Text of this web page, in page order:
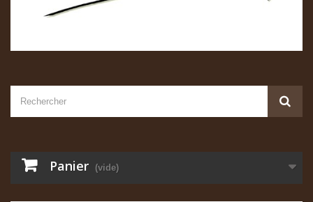
Panier (vide)